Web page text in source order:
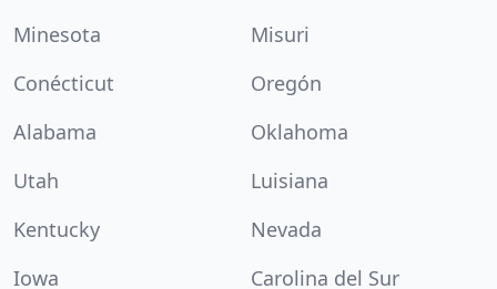
Minesota
Misuri
Conécticut
Oregón
Alabama
Oklahoma
Utah
Luisiana
Kentucky
Nevada
Iowa
Carolina del Sur